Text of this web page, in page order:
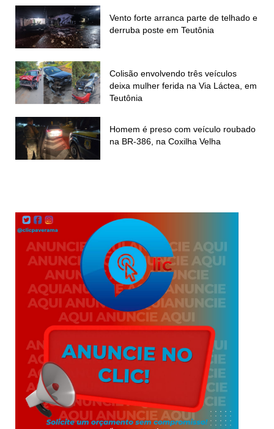
Vento forte arranca parte de telhado e
derruba poste em Teutônia
Colisão envolvendo três veículos
deixa mulher ferida na Via Láctea, em
Teutônia
Homem é preso com veículo roubado
na BR-386, na Coxilha Velha